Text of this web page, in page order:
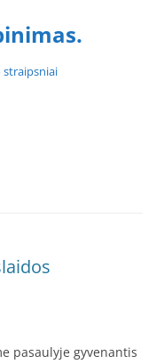
straipsniai
pasaulyje gyvenantis